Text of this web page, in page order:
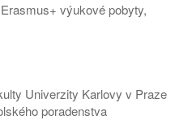
výukové pobyty,
Univerzity Karlovy v Praze
poradenstva